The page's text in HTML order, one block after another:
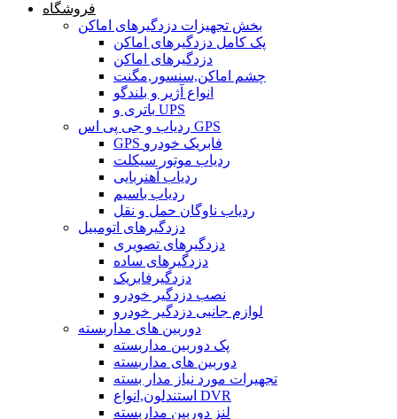
فروشگاه
بخش تجهیزات دزدگیرهای اماکن
پک کامل دزدگیرهای اماکن
دزدگیرهای اماکن
چشم اماکن,سنسور,مگنت
انواع آژیر و بلندگو
باتری و UPS
ردیاب و جی پی اس GPS
GPS فابریک خودرو
ردیاب موتور سیکلت
ردیاب آهنربایی
ردیاب باسیم
ردیاب ناوگان حمل و نقل
دزدگیرهای اتومبیل
دزدگیرهای تصویری
دزدگیرهای ساده
دزدگیرفابریک
نصب دزدگیر خودرو
لوازم جانبی دزدگیر خودرو
دوربین های مداربسته
پک دوربین مداربسته
دوربین های مداربسته
تجهیرات مورد نیاز مدار بسته
استندلون,انواع DVR
لنز دوربین مداربسته